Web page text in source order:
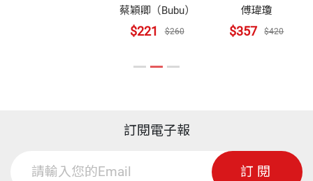
操作過程與案例。在書中我會盡量避開過於深奧、理
論的內容，以深入淺出的方式說明，除了希望能讓人
蔡穎卿（Bubu）
$221 $260
傅瑋瓊
$357 $420
訂閱電子報
訂閱